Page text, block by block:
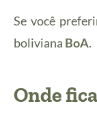
Se você
boliviana BoA.
Onde